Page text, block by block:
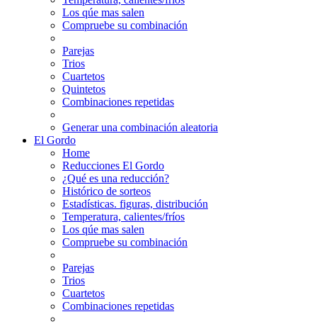
Los qúe mas salen
Compruebe su combinación
Parejas
Trios
Cuartetos
Quintetos
Combinaciones repetidas
Generar una combinación aleatoria
El Gordo
Home
Reducciones El Gordo
¿Qué es una reducción?
Histórico de sorteos
Estadísticas. figuras, distribución
Temperatura, calientes/fríos
Los qúe mas salen
Compruebe su combinación
Parejas
Trios
Cuartetos
Combinaciones repetidas